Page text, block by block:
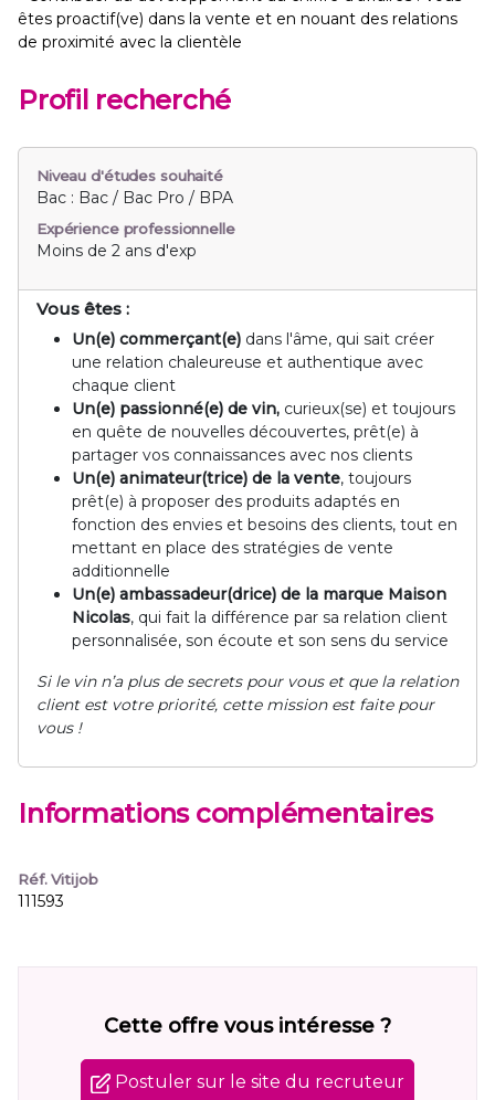
êtes proactif(ve) dans la vente et en nouant des relations
de proximité avec la clientèle
Profil recherché
Niveau d'études souhaité
Bac : Bac / Bac Pro / BPA
Expérience professionnelle
Moins de 2 ans d'exp
Vous êtes :
Un(e) commerçant(e) dans l'âme, qui sait créer
une relation chaleureuse et authentique avec
chaque client
Un(e) passionné(e) de vin, curieux(se) et toujours
en quête de nouvelles découvertes, prêt(e) à
partager vos connaissances avec nos clients
Un(e) animateur(trice) de la vente, toujours
prêt(e) à proposer des produits adaptés en
fonction des envies et besoins des clients, tout en
mettant en place des stratégies de vente
additionnelle
Un(e) ambassadeur(drice) de la marque Maison
Nicolas, qui fait la différence par sa relation client
personnalisée, son écoute et son sens du service
Si le vin n’a plus de secrets pour vous et que la relation
client est votre priorité, cette mission est faite pour
vous !
Informations complémentaires
Réf. Vitijob
111593
Cette offre vous intéresse ?
Postuler sur le site du recruteur